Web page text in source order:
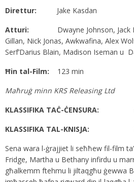
Direttur:
Jake Kasdan
Atturi: Dwayne Johnson, Jack
Gillan, Nick Jonas, Awkwafina, Alex
Serf’Darius Blain, Madison Iseman u
Ħin tal-Film: 123 min
Maħruġ minn KRS Releasing Ltd
KLASSIFIKA TAĊ-ĊENSURA:
KLASSIFIKA TAL-KNISJA:
Sena wara l-ġrajjiet li seħħew fil-film
Fridge, Martha u Bethany infirdu u
għalkemm ftehmu li jiltaqgħu ġewwa